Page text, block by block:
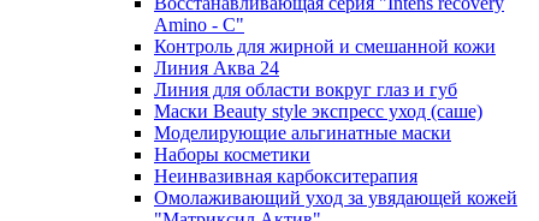
Amino - C"
Контроль для жирной и смешанной кожи
Линия Аква 24
Линия для области вокруг глаз и губ
Маски Beauty style экспресс уход (саше)
Моделирующие альгинатные маски
Наборы косметики
Неинвазивная карбокситерапия
Омолаживающий уход за увядающей кожей